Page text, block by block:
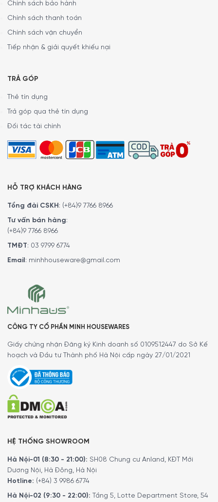
Chính sách bảo hành
Chính sách thanh toán
Chính sách vận chuyển
Tiếp nhận & giải quyết khiếu nại
TRẢ GÓP
Thẻ tín dụng
Trả góp qua thẻ tín dụng
Đối tác tài chính
HỖ TRỢ KHÁCH HÀNG
Tổng đài CSKH : (+84)9 7766 8966
Tư vấn bán hàng:
(+84)9 7766 8966
TMĐT: 03 9799 6774
Email : minhhouseware@gmail.com
CÔNG TY CỔ PHẦN MINH HOUSEWARES
Giấy chứng nhận Đăng ký Kinh doanh số 0109512447 do Sở Kế
hoạch và Đầu tư Thành phố Hà Nội cấp ngày 27/01/2021
HỆ THỐNG SHOWROOM
Hà Nội-01 (8:30 - 21:00): SH08 Chung cư Anland, KĐT Mới
Dương Nội, Hà Đông, Hà Nội
Hotline: (+84) 3 9986 6774
Hà Nội-02 (9:30 - 22:00): Tầng 5, Lotte Department Store, 54